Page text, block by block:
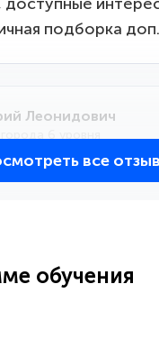
подборка
Леонидович
все
обучения